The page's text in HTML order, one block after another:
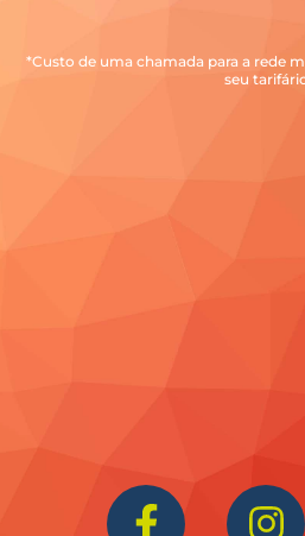
*Custo de uma chamada para a rede
seu